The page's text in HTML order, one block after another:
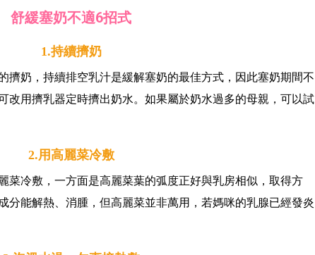
舒緩塞奶不適6招式
1.持續擠奶
擠奶，持續排空乳汁是緩解塞奶的最佳方式，因此塞奶期間不
改用擠乳器定時擠出奶水。如果屬於奶水過多的母親，可以試
2.用高麗菜冷敷
菜冷敷，一方面是高麗菜葉的弧度正好與乳房相似，取得方
分能解熱、消腫，但高麗菜並非萬用，若媽咪的乳腺已經發炎